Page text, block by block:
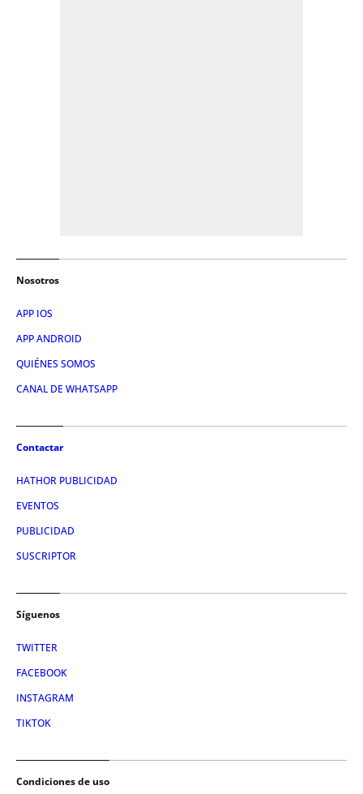
Nosotros
APP IOS
APP ANDROID
QUIÉNES SOMOS
CANAL DE WHATSAPP
Contactar
HATHOR PUBLICIDAD
EVENTOS
PUBLICIDAD
SUSCRIPTOR
Síguenos
TWITTER
FACEBOOK
INSTAGRAM
TIKTOK
Condiciones de uso